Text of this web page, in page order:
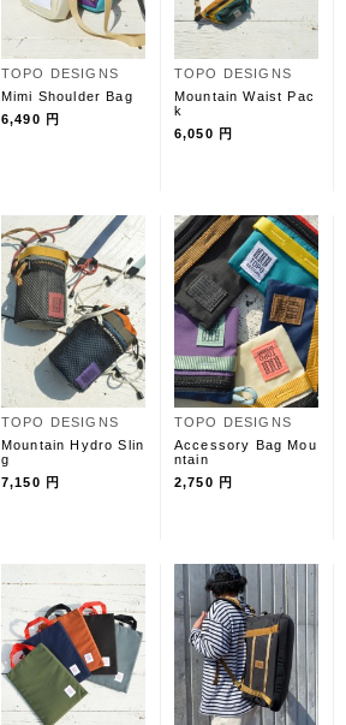
TOPO DESIGNS
Mimi Shoulder Bag
6,490 円
TOPO DESIGNS
Mountain Waist Pac
k
6,050 円
TOPO DESIGNS
Mountain Hydro Slin
g
7,150 円
TOPO DESIGNS
Accessory Bag Mou
ntain
2,750 円